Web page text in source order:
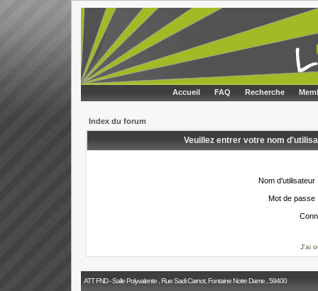
Accueil FAQ Recherche
Index du forum
Veuillez entrer votre nom
Nom d'utilisateur
Mot de passe
J'ai
ATT FND - Salle Polyvalente , Rue Sadi Carnot, Fontaine Notre Dame , 59400